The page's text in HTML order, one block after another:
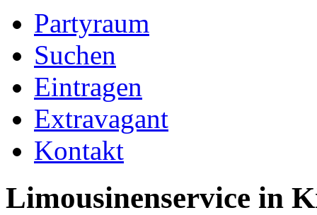
Partyraum
Suchen
Eintragen
Extravagant
Kontakt
Limousinenservice in